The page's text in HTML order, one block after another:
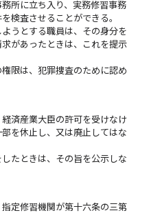
所に立ち入り、実務修習事務
検査させることができる。
うとする職員は、その身分を
があったときは、これを提示
限は、犯罪捜査のために認め
済産業大臣の許可を受けなけ
を休止し、又は廃止してはな
たときは、その旨を公示しな
定修習機関が第十六条の三第